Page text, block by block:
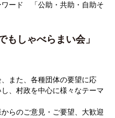
ド 「公助・共助・自助そ
もしゃべらまい会」
また、各種団体の要望に応
、村政を中心に様々なテーマ
らのご意見・ご要望、大歓迎